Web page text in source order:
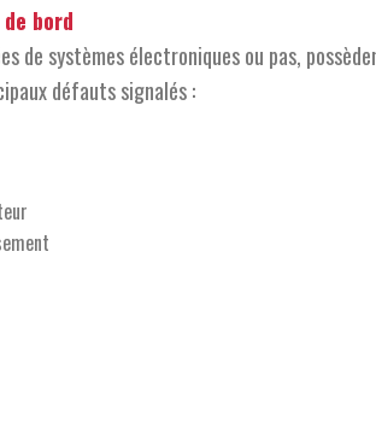
bord
de systèmes électroniques ou pas,
défauts signalés :